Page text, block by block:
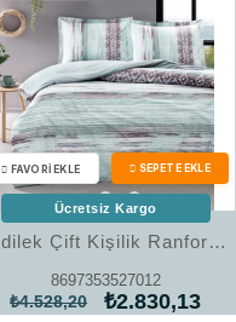
Özdilek Çift Kişilik Ranforce Nevresim Takımı Seam Yeşil
8697353527012
₺2.830,13
₺4.528,20
Ücretsiz Kargo